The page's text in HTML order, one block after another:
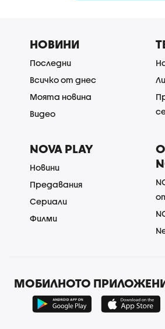
НОВИНИ
Последни
Всичко от днес
Моята новина
Видео
NOVA PLAY
Новини
Предавания
Сериали
Филми
МОБИЛНОТО